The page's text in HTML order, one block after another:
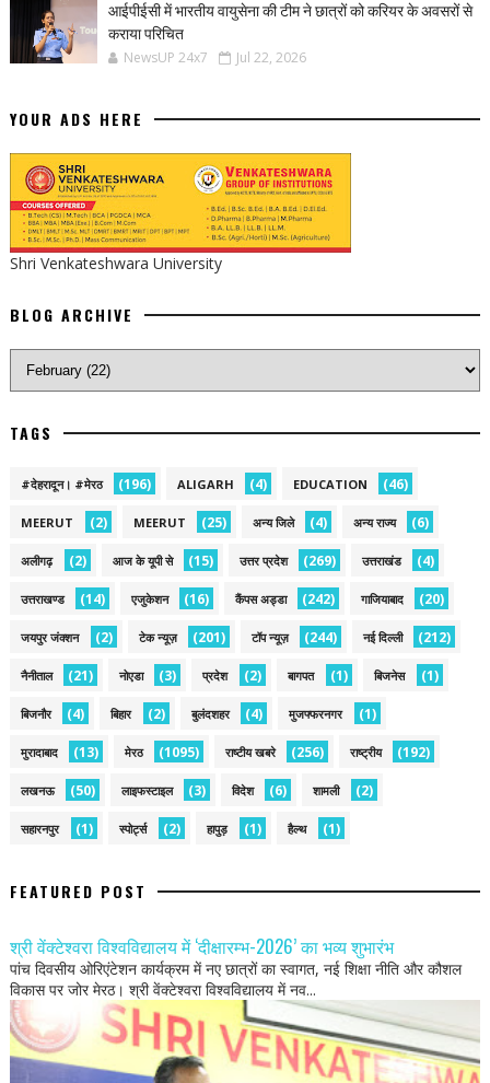
आईपीईसी में भारतीय वायुसेना की टीम ने छात्रों को करियर के अवसरों से
कराया परिचित
NewsUP 24x7 Jul 22, 2026
YOUR ADS HERE
Shri Venkateshwara University
BLOG ARCHIVE
TAGS
#देहरादून। #मेरठ (196) ALIGARH (4) EDUCATION (46)
MEERUT (2) MEERUT (25) अन्य जिले (4) अन्य राज्य (6)
अलीगढ़ (2) आज के यूपी से (15) उत्तर प्रदेश (269) उत्तराखंड (4)
उत्तराखण्ड (14) एजुकेशन (16) कैंपस अड्डा (242) गाजियाबाद (20)
जयपुर जंक्शन (2) टेक न्यूज़ (201) टॉप न्यूज़ (244) नई द‍िल्ली (212)
नैनीताल (21) नोएडा (3) प्रदेश (2) बागपत (1) बिजनेस (1)
बिजनौर (4) बिहार (2) बुलंदशहर (4) मुजफ्फरनगर (1)
मुरादाबाद (13) मेरठ (1095) राष्टीय खबरे (256) राष्ट्रीय (192)
लखनऊ (50) लाइफस्टाइल (3) विदेश (6) शामली (2)
सहारनपुर (1) स्पोर्ट्स (2) हापुड़ (1) हैल्थ (1)
FEATURED POST
श्री वेंक्टेश्वरा विश्वविद्यालय में ‘दीक्षारम्भ-2026’ का भव्य शुभारंभ
पांच दिवसीय ओरिएंटेशन कार्यक्रम में नए छात्रों का स्वागत, नई शिक्षा नीति और कौशल
विकास पर जोर मेरठ। श्री वेंक्टेश्वरा विश्वविद्यालय में नव...